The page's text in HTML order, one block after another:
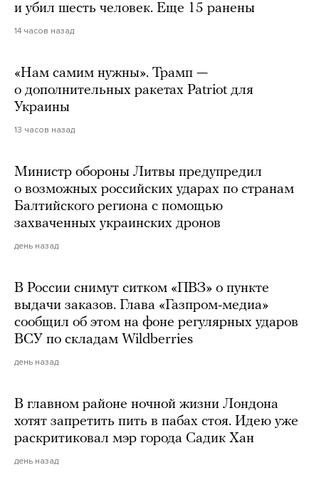
и убил шесть человек. Еще 15 ранены
14 часов назад
«Нам самим нужны». Трамп —
о дополнительных ракетах Patriot для
Украины
13 часов назад
Министр обороны Литвы предупредил
о возможных российских ударах по странам
Балтийского региона с помощью
захваченных украинских дронов
день назад
В России снимут ситком «ПВЗ» о пункте
выдачи заказов. Глава «Газпром-медиа»
сообщил об этом на фоне регулярных ударов
ВСУ по складам Wildberries
день назад
В главном районе ночной жизни Лондона
хотят запретить пить в пабах стоя. Идею уже
раскритиковал мэр города Садик Хан
день назад